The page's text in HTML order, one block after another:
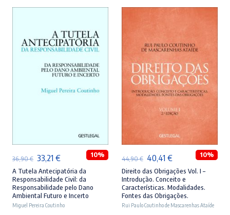
46,90 €.42,21 €.
28,90 €.26,01 €.
36,90€ O
preço
original
era:
33,21 €O
preço
atual
é:
10%
A Tutela Antecipatória da
Responsabilidade Civil: da
Responsabilidade pelo Dano
Ambiental Futuro e Incerto
Miguel Pereira Coutinho
44,90€ O
preço
original
era:
40,41 €O
preço
atual
é:
10%
Direito das Obrigações Vol. I –
Introdução. Conceito e
Características. Modalidades.
Fontes das Obrigações.
Rui Paulo Coutinho de Mascarenhas Ataíde